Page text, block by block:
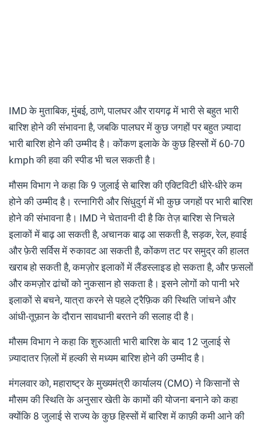
IMD के मुताबिक, मुंबई, ठाणे, पालघर और रायगढ़ में भारी से बहुत भारी
बारिश होने की संभावना है, जबकि पालघर में कुछ जगहों पर बहुत ज़्यादा
भारी बारिश होने की उम्मीद है। कोंकण इलाके के कुछ हिस्सों में 60-70
kmph की हवा की स्पीड भी चल सकती है।
मौसम विभाग ने कहा कि 9 जुलाई से बारिश की एक्टिविटी धीरे-धीरे कम
होने की उम्मीद है। रत्नागिरी और सिंधुदुर्ग में भी कुछ जगहों पर भारी बारिश
होने की संभावना है। IMD ने चेतावनी दी है कि तेज़ बारिश से निचले
इलाकों में बाढ़ आ सकती है, अचानक बाढ़ आ सकती है, सड़क, रेल, हवाई
और फ़ेरी सर्विस में रुकावट आ सकती है, कोंकण तट पर समुद्र की हालत
खराब हो सकती है, कमज़ोर इलाकों में लैंडस्लाइड हो सकता है, और फ़सलों
और कमज़ोर ढांचों को नुकसान हो सकता है। इसने लोगों को पानी भरे
इलाकों से बचने, यात्रा करने से पहले ट्रैफ़िक की स्थिति जांचने और
आंधी-तूफ़ान के दौरान सावधानी बरतने की सलाह दी है।
मौसम विभाग ने कहा कि शुरुआती भारी बारिश के बाद 12 जुलाई से
ज़्यादातर ज़िलों में हल्की से मध्यम बारिश होने की उम्मीद है।
मंगलवार को, महाराष्ट्र के मुख्यमंत्री कार्यालय (CMO) ने किसानों से
मौसम की स्थिति के अनुसार खेती के कामों की योजना बनाने को कहा
क्योंकि 8 जुलाई से राज्य के कुछ हिस्सों में बारिश में काफ़ी कमी आने की